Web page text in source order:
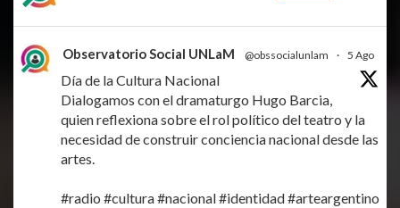
Observatorio Social UNLaM @obssocialunlam · 5 Ago
Día de la Cultura Nacional
Dialogamos con el dramaturgo Hugo Barcia,
quien reflexiona sobre el rol político del teatro y la
necesidad de construir conciencia nacional desde las
artes.
#radio #cultura#nacional#identidad#arteargentino